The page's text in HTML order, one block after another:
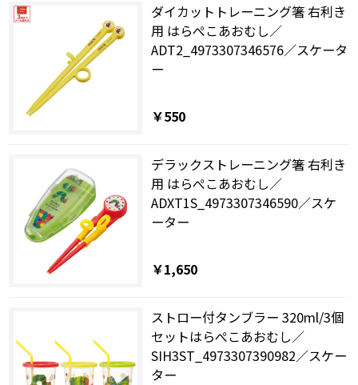
ダイカットトレーニング箸 右利き
用 はらぺこあおむし／
ADT2_4973307346576／スケータ
ー
￥550
デラックストレーニング箸 右利き
用 はらぺこあおむし／
ADXT1S_4973307346590／スケ
ーター
￥1,650
ストロー付タンブラー 320ml/3個
セットはらぺこあおむし／
SIH3ST_4973307390982／スケー
ター